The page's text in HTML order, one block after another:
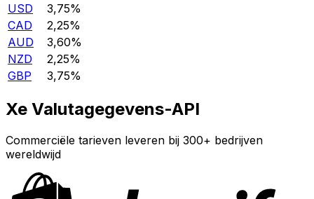
USD
3,75%
CAD
2,25%
AUD
3,60%
NZD
2,25%
GBP
3,75%
Xe Valutagegevens-API
Commerciële tarieven leveren bij 300+ bedrijven
wereldwijd